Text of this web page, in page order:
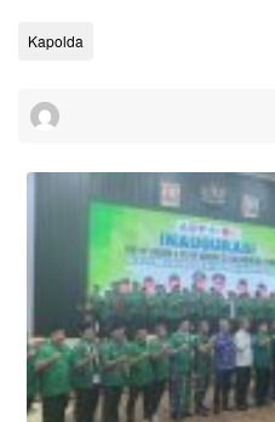
Kapolda